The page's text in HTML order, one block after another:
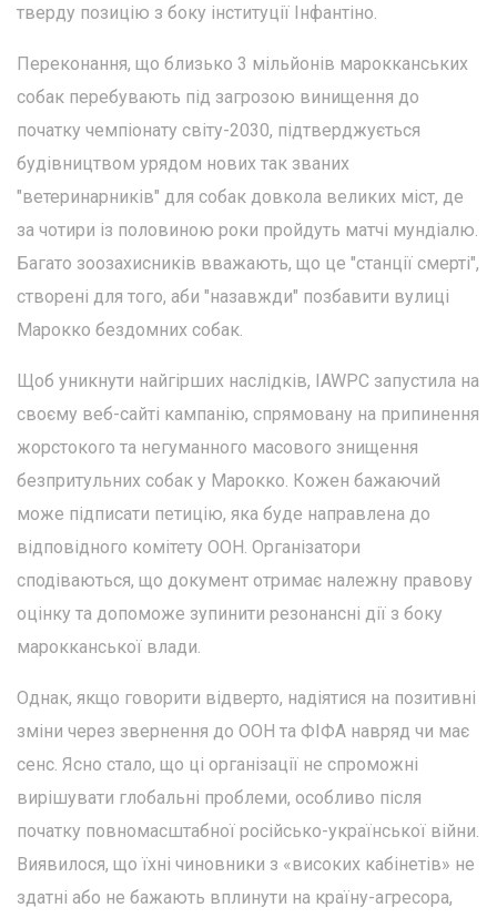
тверду позицію з боку інституції Інфантіно.
Переконання, що близько 3 мільйонів марокканських
собак перебувають під загрозою винищення до
початку чемпіонату світу-2030, підтверджується
будівництвом урядом нових так званих
"ветеринарників" для собак довкола великих міст, де
за чотири із половиною роки пройдуть матчі мундіалю.
Багато зоозахисників вважають, що це "станції смерті",
створені для того, аби "назавжди" позбавити вулиці
Марокко бездомних собак.
Щоб уникнути найгірших наслідків, IAWPC запустила на
своєму веб-сайті кампанію, спрямовану на припинення
жорстокого та негуманного масового знищення
безпритульних собак у Марокко. Кожен бажаючий
може підписати петицію, яка буде направлена до
відповідного комітету ООН. Організатори
сподіваються, що документ отримає належну правову
оцінку та допоможе зупинити резонансні дії з боку
марокканської влади.
Однак, якщо говорити відверто, надіятися на позитивні
зміни через звернення до ООН та ФІФА навряд чи має
сенс. Ясно стало, що ці організації не спроможні
вирішувати глобальні проблеми, особливо після
початку повномасштабної російсько-української війни.
Виявилося, що їхні чиновники з «високих кабінетів» не
здатні або не бажають вплинути на країну-агресора,